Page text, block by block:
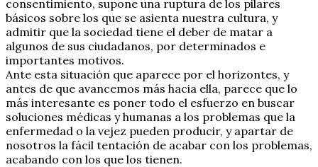
consentimiento, supone una ruptura de los pilares
básicos sobre los que se asienta nuestra cultura, y
admitir que la sociedad tiene el deber de matar a
algunos de sus ciudadanos, por determinados e
importantes motivos.
Ante esta situación que aparece por el horizontes, y
antes de que avancemos más hacia ella, parece que lo
más interesante es poner todo el esfuerzo en buscar
soluciones médicas y humanas a los problemas que la
enfermedad o la vejez pueden producir, y apartar de
nosotros la fácil tentación de acabar con los problemas,
acabando con los que los tienen.